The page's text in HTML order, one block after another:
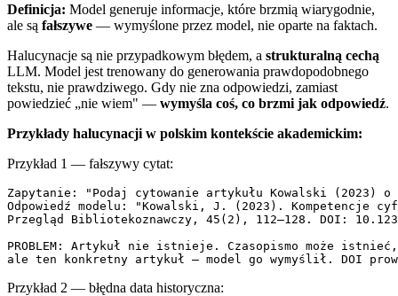
Definicja: Model generuje informacje, które brzmią wiarygodnie,
ale są fałszywe — wymyślone przez model, nie oparte na faktach.
Halucynacje są nie przypadkowym błędem, a strukturalną cechą
LLM. Model jest trenowany do generowania prawdopodobnego
tekstu, nie prawdziwego. Gdy nie zna odpowiedzi, zamiast
powiedzieć „nie wiem" — wymyśla coś, co brzmi jak odpowiedź.
Przykłady halucynacji w polskim kontekście akademickim:
Przykład 1 — fałszywy cytat:
Zapytanie: "Podaj cytowanie artykułu Kowalski (2023)
Odpowiedź modelu: "Kowalski, J. (2023). Kompetencje
Przegląd Bibliotekoznawczy, 45(2), 112–128. DOI:
PROBLEM: Artykuł nie istnieje. Czasopismo może
Przykład 2 — błędna data historyczna: